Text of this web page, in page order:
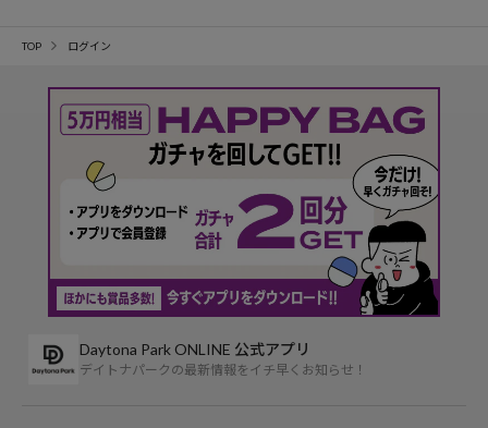
TOP ログイン
Daytona Park ONLINE 公式アプリ
デイトナパークの最新情報をイチ早くお知らせ！